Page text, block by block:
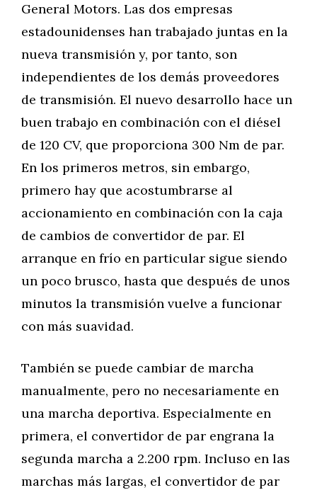
General Motors. Las dos empresas
estadounidenses han trabajado juntas en la
nueva transmisión y, por tanto, son
independientes de los demás proveedores
de transmisión. El nuevo desarrollo hace un
buen trabajo en combinación con el diésel
de 120 CV, que proporciona 300 Nm de par.
En los primeros metros, sin embargo,
primero hay que acostumbrarse al
accionamiento en combinación con la caja
de cambios de convertidor de par. El
arranque en frío en particular sigue siendo
un poco brusco, hasta que después de unos
minutos la transmisión vuelve a funcionar
con más suavidad.
También se puede cambiar de marcha
manualmente, pero no necesariamente en
una marcha deportiva. Especialmente en
primera, el convertidor de par engrana la
segunda marcha a 2.200 rpm. Incluso en las
marchas más largas, el convertidor de par